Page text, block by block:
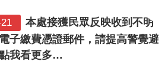
【繳費公告】國泰世華企業
自 2026/06/29 起暫停提供繳水